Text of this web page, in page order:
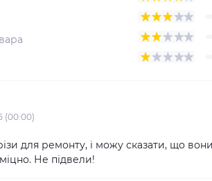
(00:00)
для ремонту, і можу сказати, що
Не підвели!